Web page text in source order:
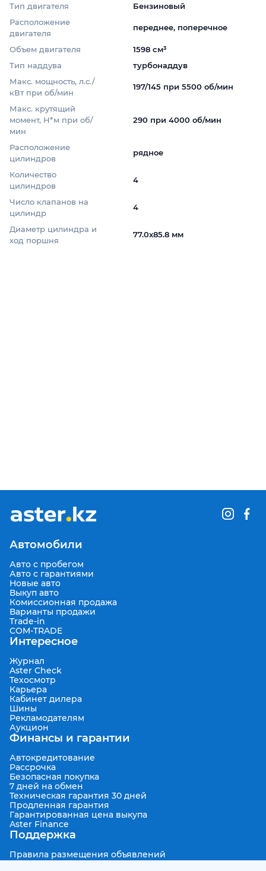
Тип двигателя
Бензиновый
Расположение
двигателя
переднее, поперечное
Объем двигателя
1598 см³
Тип наддува
турбонаддув
Макс. мощность, л.с./
кВт при об/мин
197/145 при 5500 об/мин
Макс. крутящий
момент, Н*м при об/
мин
290 при 4000 об/мин
Расположение
цилиндров
рядное
Количество
цилиндров
4
Число клапанов на
цилиндр
4
Диаметр цилиндра и
ход поршня
77.0x85.8 мм
Автомобили
Авто с пробегом
Авто с гарантиями
Новые авто
Выкуп авто
Комиссионная продажа
Варианты продажи
Trade-in
COM-TRADE
Интересное
Журнал
Aster Check
Техосмотр
Карьера
Кабинет дилера
Шины
Рекламодателям
Аукцион
Финансы и гарантии
Автокредитование
Рассрочка
Безопасная покупка
7 дней на обмен
Техническая гарантия 30 дней
Продленная гарантия
Гарантированная цена выкупа
Aster Finance
Поддержка
Правила размещения объявлений